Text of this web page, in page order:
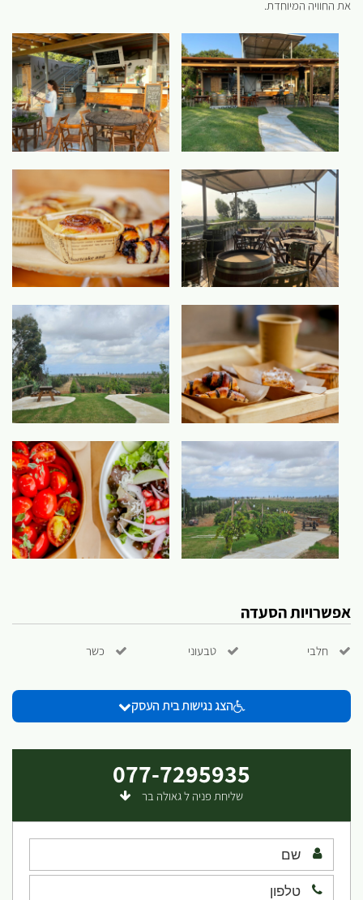
את החוויה המיוחדת.
אפשרויות הסעדה
חלבי טבעוני כשר
הצג נגישות בית העסק
077-7295935
שליחת פניה ל גאולה בר